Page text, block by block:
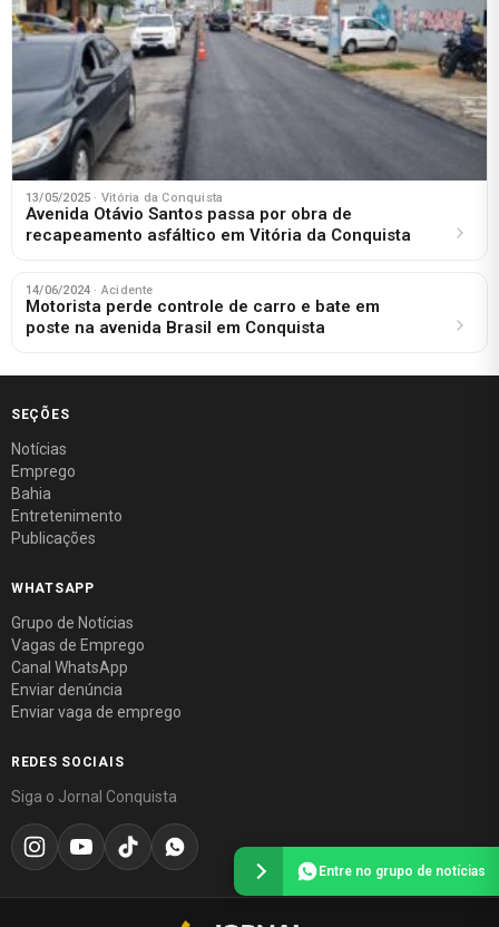
13/05/2025 · Vitória da Conquista
Avenida Otávio Santos passa por obra de
recapeamento asfáltico em Vitória da Conquista
14/06/2024 · Acidente
Motorista perde controle de carro e bate em
poste na avenida Brasil em Conquista
SEÇÕES
Notícias
Emprego
Bahia
Entretenimento
Publicações
WHATSAPP
Grupo de Notícias
Vagas de Emprego
Canal WhatsApp
Enviar denúncia
Enviar vaga de emprego
REDES SOCIAIS
Siga o Jornal Conquista
Entre no grupo de notícias